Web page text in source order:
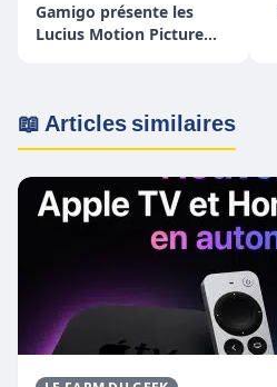
Gamigo présente les
Lucius Motion Picture
📖 Articles similaires